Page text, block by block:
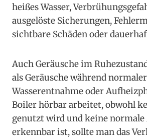
heißes Wasser,
ausgelöste Sicherungen,
sichtbare Schäden oder
Auch Geräusche im
als Geräusche während normaler
Wasserentnahme oder
Boiler hörbar arbeitet, obwohl
genutzt wird und keine normale
erkennbar ist, sollte man das